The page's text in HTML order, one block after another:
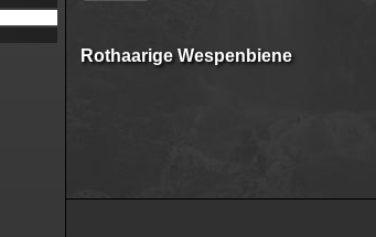
Rothaarige Wespenbiene